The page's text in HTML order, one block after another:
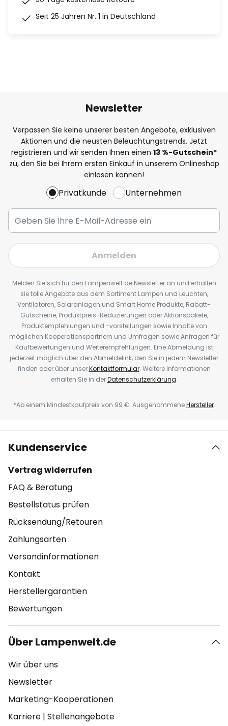
Seit 25 Jahren Nr. 1 in Deutschland
Newsletter
Verpassen Sie keine unserer besten Angebote, exklusiven
Aktionen und die neusten Beleuchtungstrends. Jetzt
registrieren und wir senden Ihnen einen 13 %-Gutschein*
zu, den Sie bei Ihrem ersten Einkauf in unserem Onlineshop
einlösen können!
Privatkunde Unternehmen
Anmelden
Melden Sie sich für den Lampenwelt.de Newsletter an und erhalten
sie tolle Angebote aus dem Sortiment Lampen und Leuchten,
Ventilatoren, Solaranlagen und Smart Home Produkte, Rabatt-
Gutscheine, Produktpreis-Reduzierungen oder Aktionspakete,
Produktempfehlungen und -vorstellungen sowie Inhalte von
möglichen Kooperationspartnern und Umfragen sowie Anfragen für
Kaufbewertungen und Weiterempfehlungen. Eine Abmeldung ist
jederzeit möglich über den Abmeldelink, den Sie in jedem Newsletter
finden oder über unserKontaktformular. Weitere Informationen
erhalten Sie in derDatenschutzerklärung.
*Ab einem Mindestkaufpreis von 99 €. AusgenommeneHersteller.
Kundenservice
Vertrag widerrufen
FAQ & Beratung
Bestellstatus prüfen
Rücksendung/Retouren
Zahlungsarten
Versandinformationen
Kontakt
Herstellergarantien
Bewertungen
Über Lampenwelt.de
Wir über uns
Newsletter
Marketing-Kooperationen
Karriere | Stellenangebote